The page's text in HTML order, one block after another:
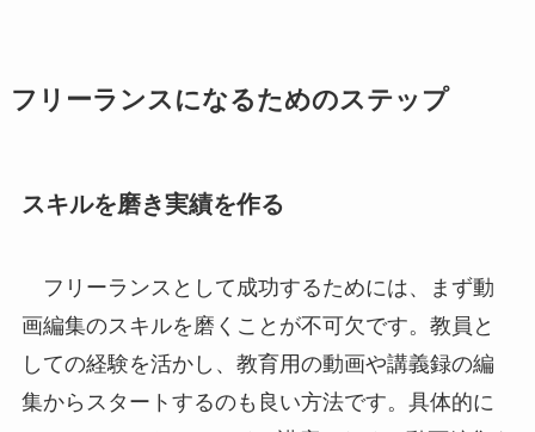
フリーランスになるためのステップ
スキルを磨き実績を作る
フリーランスとして成功するためには、まず動
画編集のスキルを磨くことが不可欠です。教員と
しての経験を活かし、教育用の動画や講義録の編
集からスタートするのも良い方法です。具体的に